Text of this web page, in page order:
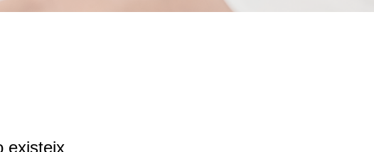
existeix